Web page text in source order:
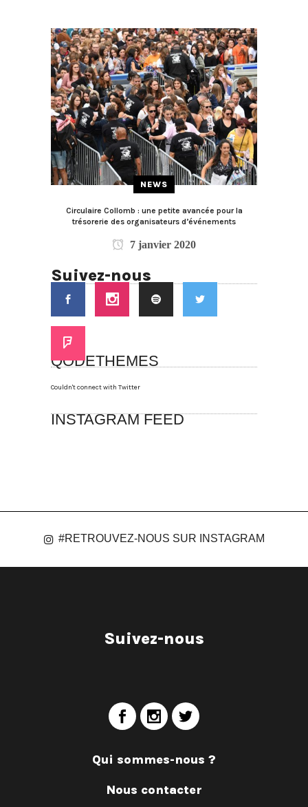
NEWS
Circulaire Collomb : une petite avancée pour la
trésorerie des organisateurs d’événements
7 janvier 2020
Suivez-nous
QODETHEMES
Couldn't connect with Twitter
INSTAGRAM FEED
#RETROUVEZ-NOUS SUR INSTAGRAM
Suivez-nous
Qui sommes-nous ?
Nous contacter